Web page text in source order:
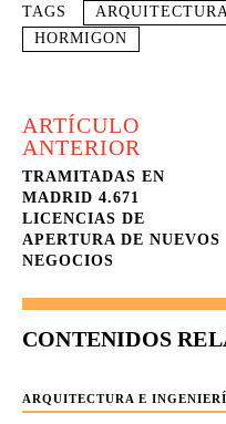
TAGS
HORMIGON
ARTÍCULO
ANTERIOR
TRAMITADAS EN
MADRID 4.671
LICENCIAS DE
APERTURA DE NUEVOS
NEGOCIOS
CONTENIDOS
ARQUITECTURA E